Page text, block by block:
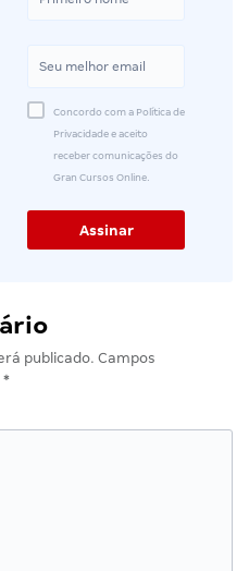
Concordo com a Política de
Privacidade e aceito
receber comunicações do
Gran Cursos Online.
publicado. Campos
*